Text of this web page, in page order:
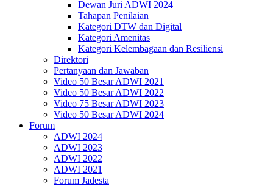
Dewan Juri ADWI 2024
Tahapan Penilaian
Kategori DTW dan Digital
Kategori Amenitas
Kategori Kelembagaan dan Resiliensi
Direktori
Pertanyaan dan Jawaban
Video 50 Besar ADWI 2021
Video 50 Besar ADWI 2022
Video 75 Besar ADWI 2023
Video 50 Besar ADWI 2024
Forum
ADWI 2024
ADWI 2023
ADWI 2022
ADWI 2021
Forum Jadesta